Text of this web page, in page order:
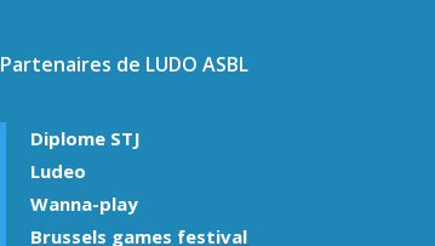
Partenaires de LUDO ASBL
Diplome STJ
Ludeo
Wanna-play
Brussels games festival